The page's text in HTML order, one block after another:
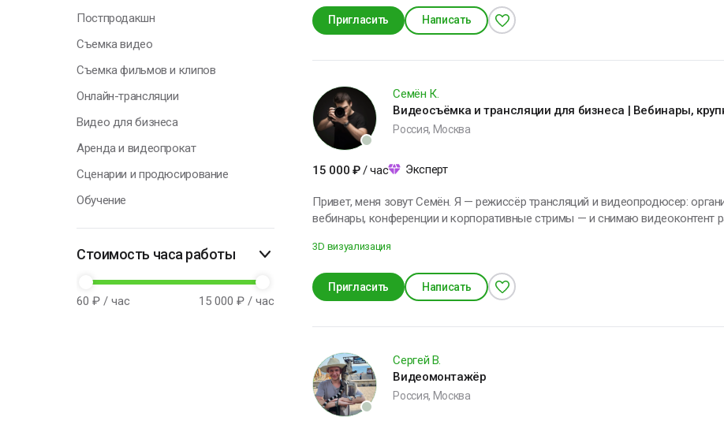
Постпродакшн
Съемка видео
Съемка фильмов и клипов
Онлайн-трансляции
Видео для бизнеса
Аренда и видеопрокат
Сценарии и продюсирование
Обучение
Стоимость часа работы
60 ₽ / час 15 000 ₽ / час
Пригласить Написать
Семён К.
Видеосъёмка и трансляции для бизнеса | Вебинары,
Россия, Москва
15 000 ₽ / час Эксперт
Привет, меня зовут Семён. Я — режиссёр трансляций и видеопродюсер:
вебинары, конференции и корпоративные стримы — и снимаю видеоконтент
(OBS/vMix/RTMP), работа с оборудованием Blackmagic, постановка света и
фотографировать и проводить время с семьёй. Открыт для интересных проектов и готов поделиться опытом —
напишите, обсудим задачу.
3D визуализация
Пригласить Написать
Сергей В.
Видеомонтажёр
Россия, Москва